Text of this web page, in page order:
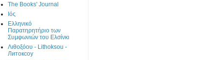
The Books' Journal
Ιός
Ελληνικό
Παρατηρητήριο των
Συμφωνιών του Ελσίνκι
Λιθοξόου - Lithoksou -
Литоксоу